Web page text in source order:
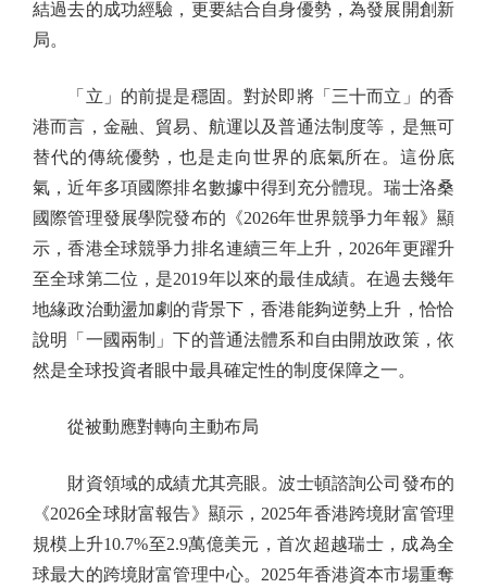
結過去的成功經驗，更要結合自身優勢，為發展開創新
局。
「立」的前提是穩固。對於即將「三十而立」的香
港而言，金融、貿易、航運以及普通法制度等，是無可
替代的傳統優勢，也是走向世界的底氣所在。這份底
氣，近年多項國際排名數據中得到充分體現。瑞士洛桑
國際管理發展學院發布的《2026年世界競爭力年報》顯
示，香港全球競爭力排名連續三年上升，2026年更躍升
至全球第二位，是2019年以來的最佳成績。在過去幾年
地緣政治動盪加劇的背景下，香港能夠逆勢上升，恰恰
說明「一國兩制」下的普通法體系和自由開放政策，依
然是全球投資者眼中最具確定性的制度保障之一。
從被動應對轉向主動布局
財資領域的成績尤其亮眼。波士頓諮詢公司發布的
《2026全球財富報告》顯示，2025年香港跨境財富管理
規模上升10.7%至2.9萬億美元，首次超越瑞士，成為全
球最大的跨境財富管理中心。2025年香港資本市場重奪